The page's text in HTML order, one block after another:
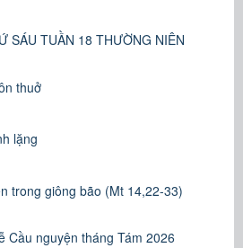
SÁU TUẦN 18 THƯỜNG NIÊN
thuở
lặng
trong giông bão (Mt 14,22-33)
Cầu nguyện tháng Tám 2026